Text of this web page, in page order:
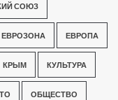
СОЮЗ
ЕВРОЗОНА ЕВРОПА
КРЫМ КУЛЬТУРА
ОБЩЕСТВО